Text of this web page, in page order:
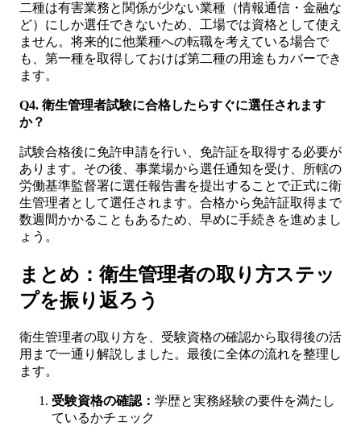
二種は有害業務と関係が少ない業種（情報通信・金融な
ど）にしか選任できないため、工場では資格として使え
ません。将来的に他業種への転職を考えている場合で
も、第一種を取得しておけば第二種の用途もカバーでき
ます。
Q4. 衛生管理者試験に合格したらすぐに選任されます
か？
試験合格後に免許申請を行い、免許証を取得する必要が
あります。その後、事業場から選任通知を受け、所轄の
労働基準監督署に選任報告書を提出することで正式に衛
生管理者として選任されます。合格から免許証取得まで
数週間かかることもあるため、早めに手続きを進めまし
ょう。
まとめ：衛生管理者の取り方ステッ
プを振り返ろう
衛生管理者の取り方を、受験資格の確認から取得後の活
用まで一通り解説しました。最後に全体の流れを整理し
ます。
受験資格の確認： 学歴と実務経験の要件を満たし
ているかチェック